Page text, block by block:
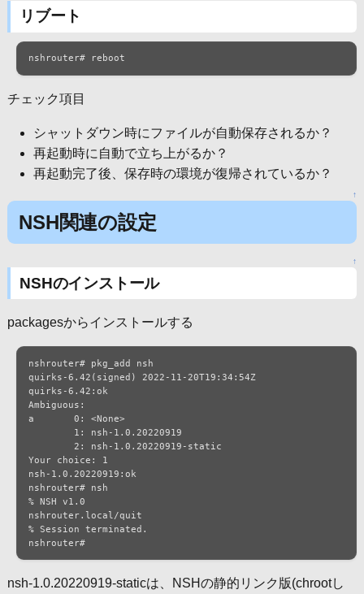
リブート
nshrouter# reboot
チェック項目
シャットダウン時にファイルが自動保存されるか？
再起動時に自動で立ち上がるか？
再起動完了後、保存時の環境が復帰されているか？
↑
NSH関連の設定
↑
NSHのインストール
packagesからインストールする
nshrouter# pkg_add nsh
quirks-6.42(signed) 2022-11-20T19:34:54Z
quirks-6.42:ok
Ambiguous:
a	0: <None>
Your choice: 1
nsh-1.0.20220919:ok
nshrouter# nsh
% NSH v1.0
nshrouter.local/quit
% Session terminated.
nshrouter#
nsh-1.0.20220919-staticは、NSHの静的リンク版(chrootし